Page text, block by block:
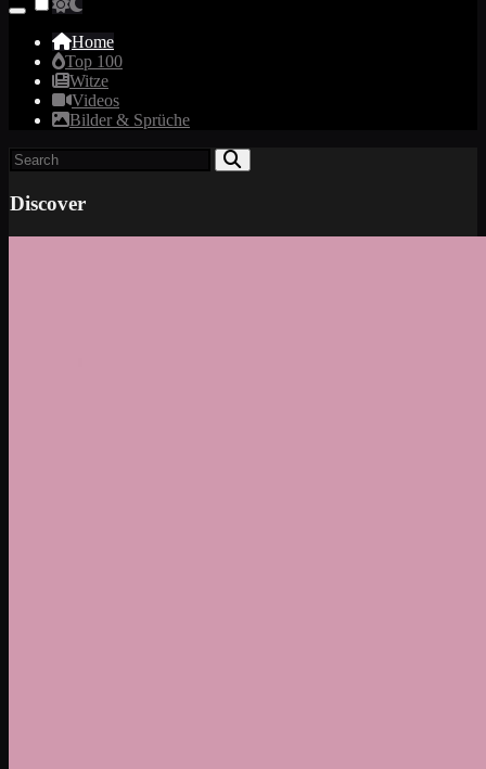
Home
Top 100
Witze
Videos
Bilder & Sprüche
Discover